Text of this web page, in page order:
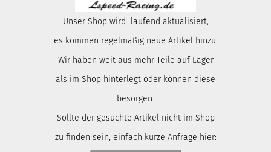
Unser Shop wird laufend aktualisiert,
es kommen regelmäßig neue Artikel hinzu.
Wir haben weit aus mehr Teile auf Lager
als im Shop hinterlegt oder können diese
besorgen.
Sollte der gesuchte Artikel nicht im Shop
zu finden sein, einfach kurze Anfrage hier: